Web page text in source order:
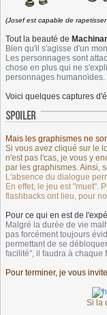
(Josef est capable de
Tout la beauté de
Bien qu'il s'agisse d'un
Les personnages sont
chose en plus qui ne
personnages
Voici quelques captures
Mais les graphismes ne
Si vous avez cliqué sur le
n'est pas l'cas, je vous y
par les graphismes. Ainsi,
L'absence du dialogue
En effet, le jeu est "muet".
flashbacks ont lieu, pour
Pour ce qui en est de
Malgré la durée de vie
pas forcément toujours
permettant de se
facilité", il faudra à chaque
Pour terminer, je vous
Si la